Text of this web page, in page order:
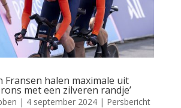
Fransen halen maximale uit
met een zilveren randje’
| 4 september 2024| Persbericht